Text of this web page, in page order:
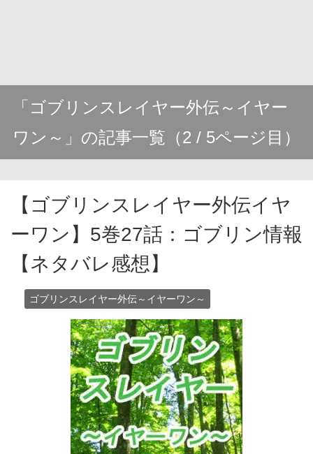
「ゴブリンスレイヤー外伝～イヤー
ワン～」の記事一覧（2 / 5ページ目）
【ゴブリンスレイヤー外伝イヤ
ーワン】5巻27話：ゴブリン情報
【ネタバレ感想】
ゴブリンスレイヤー外伝～イヤーワン～